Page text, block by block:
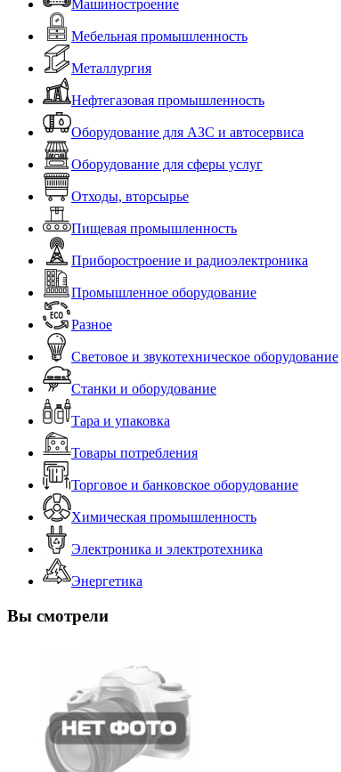
Машиностроение
Мебельная промышленность
Металлургия
Нефтегазовая промышленность
Оборудование для АЗС и автосервиса
Оборудование для сферы услуг
Отходы, вторсырье
Пищевая промышленность
Приборостроение и радиоэлектроника
Промышленное оборудование
Разное
Световое и звукотехническое оборудование
Станки и оборудование
Тара и упаковка
Товары потребления
Торговое и банковское оборудование
Химическая промышленность
Электроника и электротехника
Энергетика
Вы смотрели